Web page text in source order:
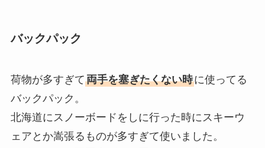
バックパック
荷物が多すぎて両手を塞ぎたくない時に使ってる
バックパック。
北海道にスノーボードをしに行った時にスキーウ
ェアとか嵩張るものが多すぎて使いました。